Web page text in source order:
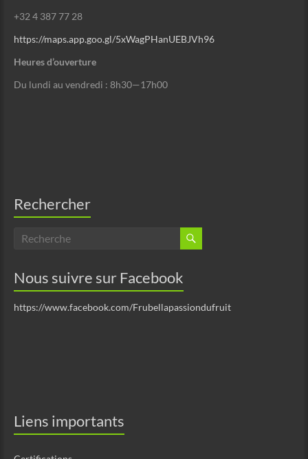
+32 4 387 77 28
https://maps.app.goo.gl/5xWagPHanUEBJVh96
Heures d’ouverture
Du lundi au vendredi : 8h30—17h00
Rechercher
Nous suivre sur Facebook
https://www.facebook.com/Frubellapassiondufruit
Liens importants